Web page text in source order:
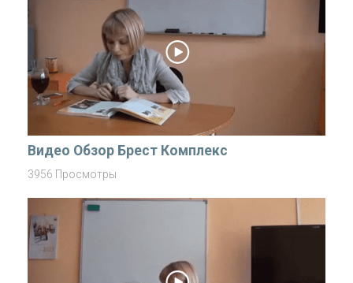
Видео Обзор Брест Комплекс
3956 Просмотры